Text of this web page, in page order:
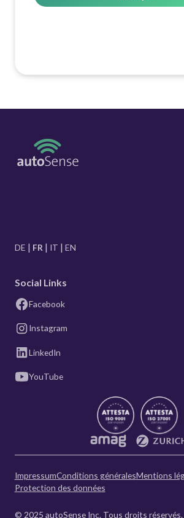
DE FR IT EN
Social Links
Facebook
Instagram
LinkedIn
YouTube
© 2025 autoSense Inc. Tous droits réservés.
ImpressumConditions généralesMentions
Protection des données